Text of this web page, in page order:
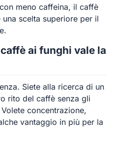
meno caffeina, il caffè
scelta superiore per il
ai funghi vale la
Siete alla ricerca di un
rito del caffè senza gli
concentrazione,
vantaggio in più per la